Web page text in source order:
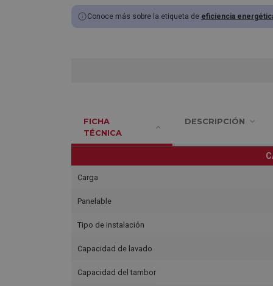
Conoce más sobre la etiqueta de eficiencia
FICHA
TÉCNICA
DESCRIPCIÓN
Carga
Panelable
Tipo de instalación
Capacidad de lavado
Capacidad del tambor